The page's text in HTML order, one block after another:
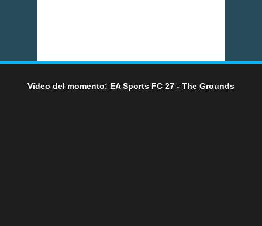
Vídeo del momento: EA Sports FC 27 - The Grounds